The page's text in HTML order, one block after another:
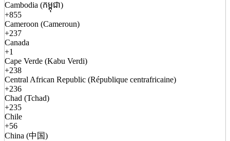
Cambodia (កម្ពុជា)
+855
Cameroon (Cameroun)
+237
Canada
+1
Cape Verde (Kabu Verdi)
+238
Central African Republic (République centrafricaine)
+236
Chad (Tchad)
+235
Chile
+56
China (中国)